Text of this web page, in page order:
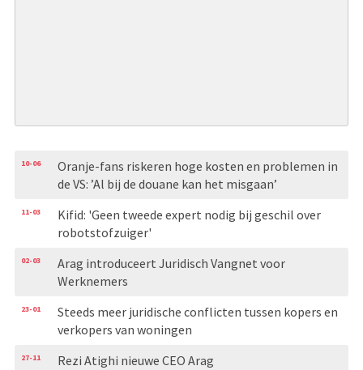
10-06
Oranje-fans riskeren hoge kosten en problemen in
de VS: ’Al bij de douane kan het misgaan’
11-03
Kifid: 'Geen tweede expert nodig bij geschil over
robotstofzuiger'
02-03
Arag introduceert Juridisch Vangnet voor
Werknemers
23-01
Steeds meer juridische conflicten tussen kopers en
verkopers van woningen
27-11 Rezi Atighi nieuwe CEO Arag